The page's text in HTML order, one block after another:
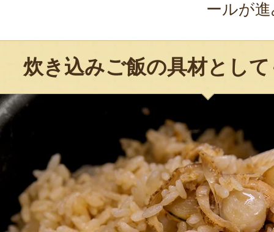
ールが
炊き込みご飯の具材とし